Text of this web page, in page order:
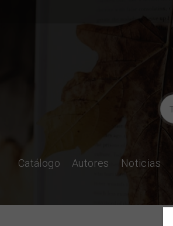
Catálogo Autores Noticias